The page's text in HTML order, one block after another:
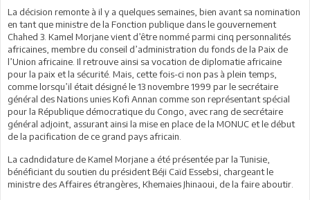
La décision remonte à il y a quelques semaines, bien avant sa nomination
en tant que ministre de la Fonction publique dans le gouvernement
Chahed 3. Kamel Morjane vient d’être nommé parmi cinq personnalités
africaines, membre du conseil d’administration du fonds de la Paix de
l’Union africaine. Il retrouve ainsi sa vocation de diplomatie africaine
pour la paix et la sécurité. Mais, cette fois-ci non pas à plein temps,
comme lorsqu’il était désigné le 13 novembre 1999 par le secrétaire
général des Nations unies Kofi Annan comme son représentant spécial
pour la République démocratique du Congo, avec rang de secrétaire
général adjoint, assurant ainsi la mise en place de la MONUC et le début
de la pacification de ce grand pays africain.
La cadndidature de Kamel Morjane a été présentée par la Tunisie,
bénéficiant du soutien du président Béji Caïd Essebsi, chargeant le
ministre des Affaires étrangères, Khemaies Jhinaoui, de la faire aboutir.